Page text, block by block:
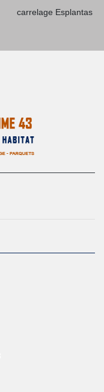
carrelage Esplantas